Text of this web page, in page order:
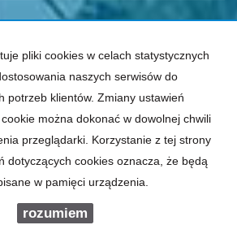
ROZPORZĄDZENIEM PARLAMENTU
RADY (UE) 2016/679 Z DNIA 27
INFORMUJEMY, IŻ CHCĄC
PRZEZ NAS OFERTY,
ZGODĘ NA PRZETWARZANIE
OSOBOWYCH PRZEZ FIRMĘ "LEMAN
pliki cookies w celach statystycznych
naszych serwisów do
potrzeb klientów. Zmiany ustawień
można dokonać w dowolnej chwili
przeglądarki. Korzystanie z tej strony
dotyczących cookies oznacza, że będą
w pamięci urządzenia.
rozumiem